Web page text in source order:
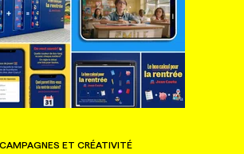
CAMPAGNES ET CRÉATIVITÉ